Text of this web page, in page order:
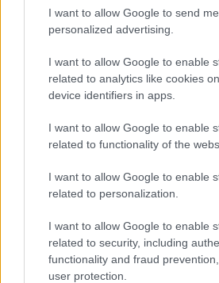
I want to allow Google to send me
personalized advertising.
I want to allow Google to enable
related to analytics like cookies
device identifiers in apps.
I want to allow Google to enable
related to functionality of the
I want to allow Google to enable
related to personalization.
I want to allow Google to enable
related to security, including
functionality and fraud
user protection.
Israeli warplanes have
airstrikes in Syria's
Basin.
#Israel
pic.twitter.com/
2025
Σε ανακοίνωσή του που
SANA, η ίδια πηγή ανέφερε
«πληροφορίες» περί
εναντίον του Ισραήλ,
«διάφορα μέρη» που